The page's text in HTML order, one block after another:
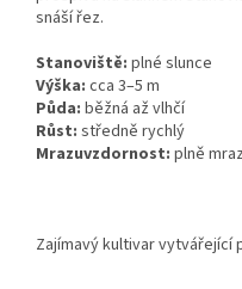
snáší řez.
Stanoviště: plné slunce
Výška: cca 3–5 m
Půda: běžná až vlhčí
Růst: středně rychlý
Mrazuvzdornost: plně
Zajímavý kultivar vytvářející